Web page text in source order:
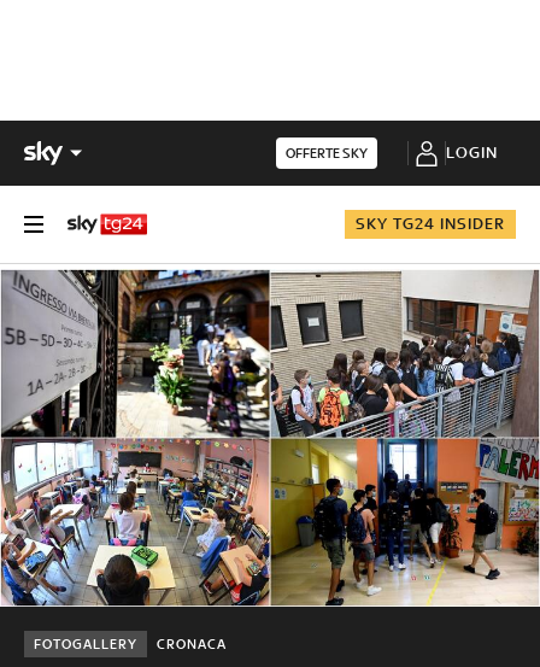
OFFERTE SKY LOGIN
SKY TG24 INSIDER
CRONACA
FOTOGALLERY